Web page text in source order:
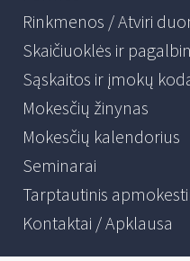
Rinkmenos / Atviri
Skaičiuoklės ir
Sąskaitos ir įmokų
Mokesčių žinynas
Mokesčių kalendorius
Seminarai
Tarptautinis
Kontaktai / Apklausa